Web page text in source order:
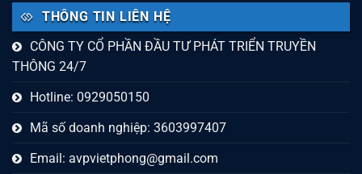
THÔNG TIN LIÊN HỆ
CÔNG TY CỔ PHẦN ĐẦU TƯ PHÁT TRIỂN TRUYỀN
THÔNG 24/7
Hotline: 0929050150
Mã số doanh nghiệp: 3603997407
Email: avpvietphong@gmail.com